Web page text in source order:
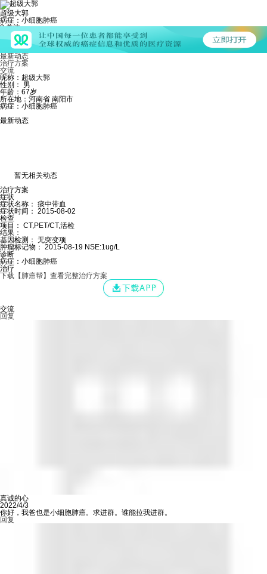
超级大郭
病症：小细胞肺癌
0 关注
粉丝
0 发帖
个人主页
最新动态
治疗方案
交流
昵称：超级大郭
性别： 男
年龄：67岁
所在地：河南省 南阳市
病症：小细胞肺癌
最新动态
暂无相关动态
治疗方案
症状
症状名称： 痰中带血
症状时间： 2015-08-02
检查
项目： CT,PET/CT,活检
结果：
基因检测： 无突变项
肿瘤标记物： 2015-08-19 NSE:1ug/L
诊断
病症： 小细胞肺癌
治疗
下载【肺癌帮】查看完整治疗方案
交流
回复
真诚的心
2022/4/3
你好，我爸也是小细胞肺癌。求进群。谁能拉我进群。
回复